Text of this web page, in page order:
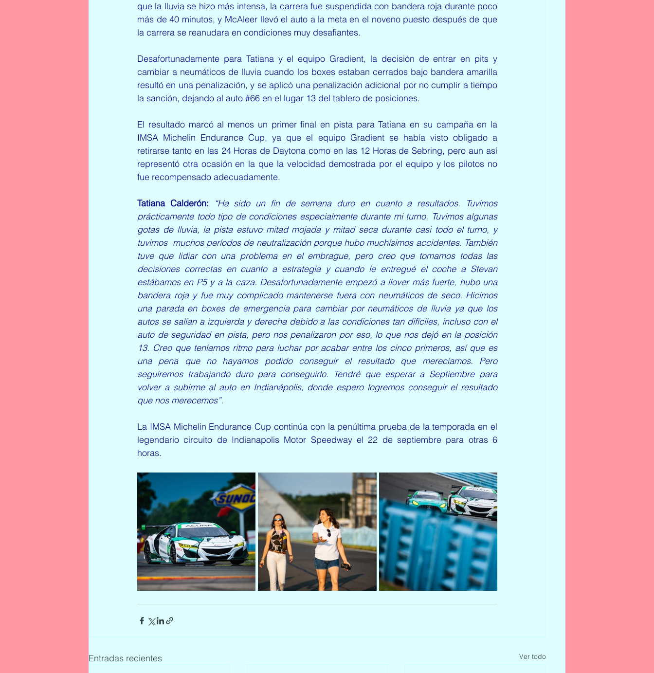
que la lluvia se hizo más intensa, la carrera fue suspendida con bandera roja durante poco
más de 40 minutos, y McAleer llevó el auto a la meta en el noveno puesto después de que
la carrera se reanudara en condiciones muy desafiantes.
Desafortunadamente para Tatiana y el equipo Gradient, la decisión de entrar en pits y
cambiar a neumáticos de lluvia cuando los boxes estaban cerrados bajo bandera amarilla
resultó en una penalización, y se aplicó una penalización adicional por no cumplir a tiempo
la sanción, dejando al auto #66 en el lugar 13 del tablero de posiciones.
El resultado marcó al menos un primer final en pista para Tatiana en su campaña en la
IMSA Michelin Endurance Cup, ya que el equipo Gradient se había visto obligado a
retirarse tanto en las 24 Horas de Daytona como en las 12 Horas de Sebring, pero aun así
representó otra ocasión en la que la velocidad demostrada por el equipo y los pilotos no
fue recompensado adecuadamente.
Tatiana Calderón:
“Ha sido un fin de semana duro en cuanto a resultados. Tuvimos
prácticamente todo tipo de condiciones especialmente durante mi turno. Tuvimos algunas
gotas de lluvia, la pista estuvo mitad mojada y mitad seca durante casi todo el turno, y
tuvimos  muchos períodos de neutralización porque hubo muchísimos accidentes. También
tuve que lidiar con una problema en el embrague, pero creo que tomamos todas las
decisiones correctas en cuanto a estrategia y cuando le entregué el coche a Stevan
estábamos en P5 y a la caza. Desafortunadamente empezó a llover más fuerte, hubo una
bandera roja y fue muy complicado mantenerse fuera con neumáticos de seco. Hicimos
una parada en boxes de emergencia para cambiar por neumáticos de lluvia ya que los
autos se salían a izquierda y derecha debido a las condiciones tan difíciles, incluso con el
auto de seguridad en pista, pero nos penalizaron por eso, lo que nos dejó en la posición
13. Creo que teníamos ritmo para luchar por acabar entre los cinco primeros, así que es
una pena que no hayamos podido conseguir el resultado que merecíamos. Pero
seguiremos trabajando duro para conseguirlo. Tendré que esperar a Septiembre para
volver a subirme al auto en Indianápolis, donde espero logremos conseguir el resultado
que nos merecemos”.
La IMSA Michelin Endurance Cup continúa con la penúltima prueba de la temporada en el
legendario circuito de Indianapolis Motor Speedway el 22 de septiembre para otras 6
horas.
Entradas recientes Ver todo